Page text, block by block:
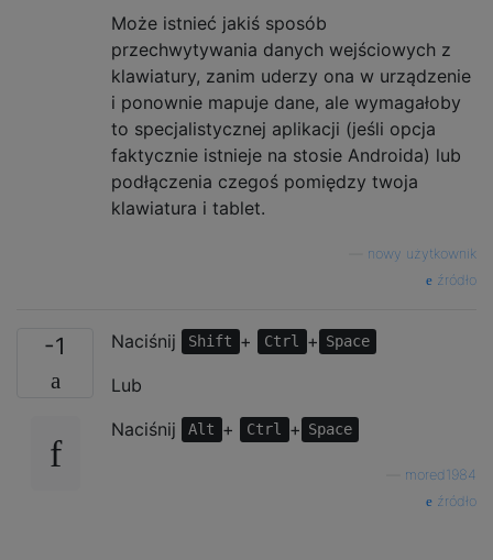
Może istnieć jakiś sposób
przechwytywania danych wejściowych z
klawiatury, zanim uderzy ona w urządzenie
i ponownie mapuje dane, ale wymagałoby
to specjalistycznej aplikacji (jeśli opcja
faktycznie istnieje na stosie Androida) lub
podłączenia czegoś pomiędzy twoja
klawiatura i tablet.
nowy użytkownik
źródło
-1 Naciśnij Shift + Ctrl + Space
Lub
Naciśnij
Alt + Ctrl + Space
mored1984
źródło